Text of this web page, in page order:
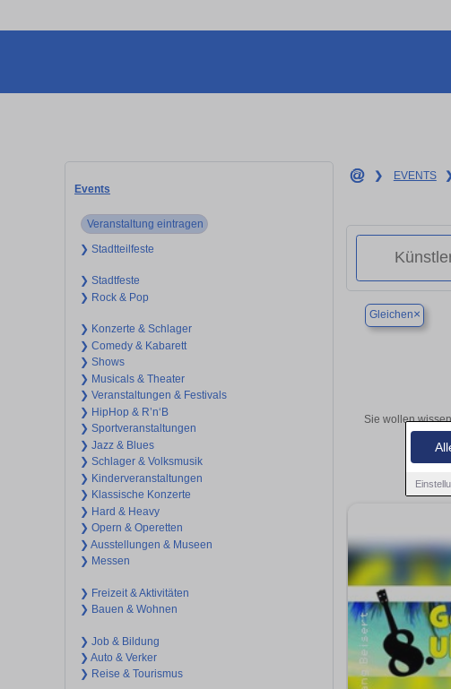
Events
Veranstaltung eintragen
❯ Stadtteilfeste
❯ Stadtfeste
❯ Rock & Pop
❯ Konzerte & Schlager
❯ Comedy & Kabarett
❯ Shows
❯ Musicals & Theater
❯ Veranstaltungen & Festivals
❯ HipHop & R’n‘B
❯ Sportveranstaltungen
❯ Jazz & Blues
❯ Schlager & Volksmusik
❯ Kinderveranstaltungen
❯ Klassische Konzerte
❯ Hard & Heavy
❯ Opern & Operetten
❯ Ausstellungen & Museen
❯ Messen
❯ Freizeit & Aktivitäten
❯ Bauen & Wohnen
❯ Job & Bildung
❯ Auto & Verker
❯ Reise & Tourismus
❯ EVENTS
Gleichen×
Sie wollen